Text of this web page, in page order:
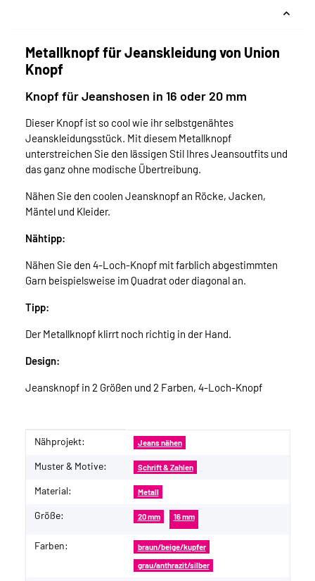
Metallknopf für Jeanskleidung von Union
Knopf
Knopf für Jeanshosen in 16 oder 20 mm
Dieser Knopf ist so cool wie ihr selbstgenähtes
Jeanskleidungsstück. Mit diesem Metallknopf
unterstreichen Sie den lässigen Stil Ihres Jeansoutfits und
das ganz ohne modische Übertreibung.
Nähen Sie den coolen Jeansknopf an Röcke, Jacken,
Mäntel und Kleider.
Nähtipp:
Nähen Sie den 4-Loch-Knopf mit farblich abgestimmten
Garn beispielsweise im Quadrat oder diagonal an.
Tipp:
Der Metallknopf klirrt noch richtig in der Hand.
Design:
Jeansknopf in 2 Größen und 2 Farben, 4-Loch-Knopf
Produkteigenschaft
Wert
Nähprojekt: Jeans nähen
Muster & Motive: Schrift & Zahlen
Material: Metall
Größe: 20 mm 16 mm
Farben: braun/beige/kupfer
grau/anthrazit/silber